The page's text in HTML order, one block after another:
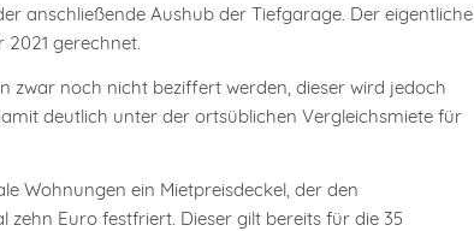
anschließende Aushub der Tiefgarage. Der eigentliche
gerechnet.
zwar noch nicht beziffert werden, dieser wird jedoch
deutlich unter der ortsüblichen Vergleichsmiete für
Wohnungen ein Mietpreisdeckel, der den
Euro festfriert. Dieser gilt bereits für die 35